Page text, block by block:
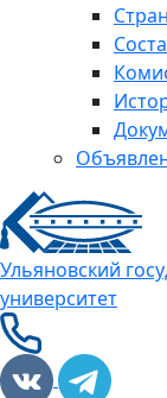
Ульяновский
университет